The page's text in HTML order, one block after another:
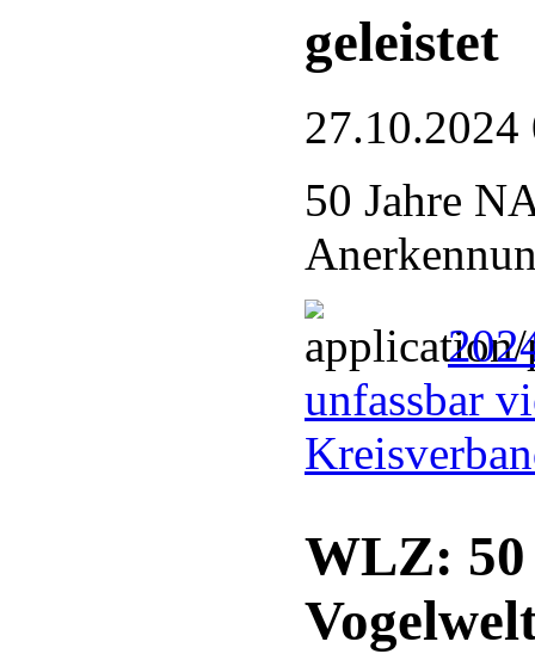
geleistet
27.10.2024
50 Jahre
unfassbar
WLZ: